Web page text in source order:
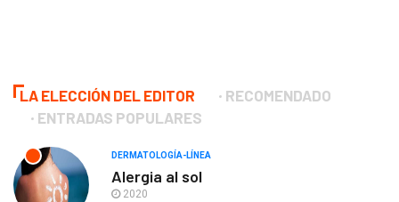
LA ELECCIÓN DEL EDITOR
RECOMENDADO
ENTRADAS POPULARES
DERMATOLOGÍA-LÍNEA
Alergia al sol
2020